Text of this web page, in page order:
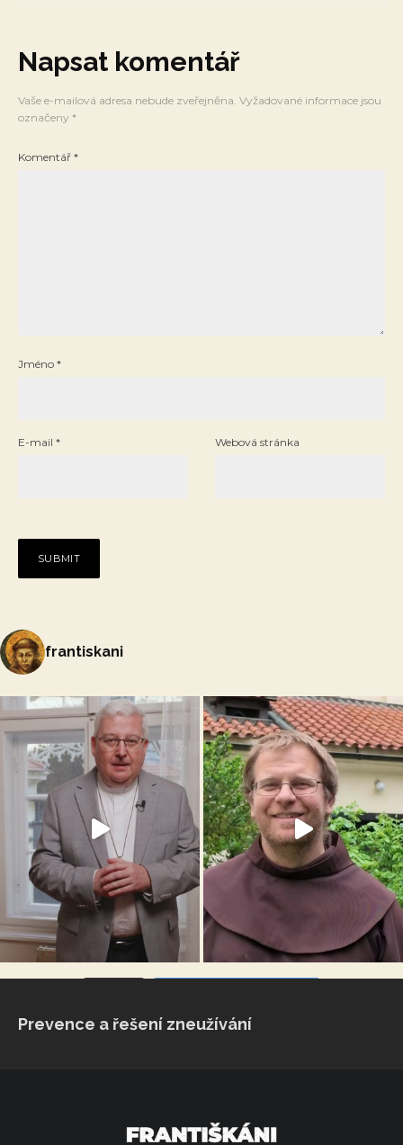
Napsat komentář
Vaše e-mailová adresa nebude zveřejněna. Vyžadované informace jsou
označeny *
Komentář *
Jméno *
E-mail * Webová stránka
frantiskani
Prevence a řešení zneužívání